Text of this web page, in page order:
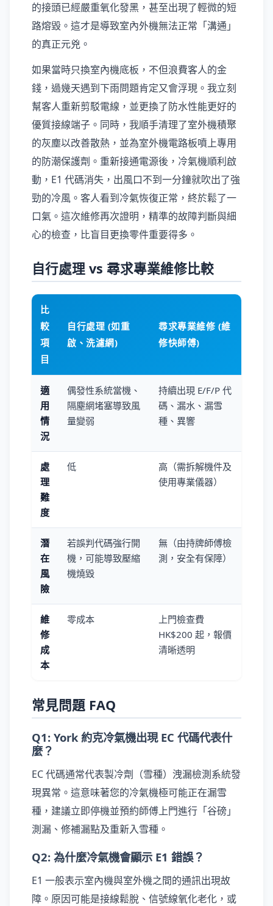
的接頭已經嚴重氧化發黑，甚至出現了輕微的短
路熔毀。這才是導致室內外機無法正常「溝通」
的真正元兇。
如果當時只換室內機底板，不但浪費客人的金
錢，過幾天遇到下雨問題肯定又會浮現。我立刻
幫客人重新剪駁電線，並更換了防水性能更好的
優質接線端子。同時，我順手清理了室外機積聚
的灰塵以改善散熱，並為室外機電路板噴上專用
的防潮保護劑。重新接通電源後，冷氣機順利啟
動，E1 代碼消失，出風口不到一分鐘就吹出了強
勁的冷風。客人看到冷氣恢復正常，終於鬆了一
口氣。這次維修再次證明，精準的故障判斷與細
心的檢查，比盲目更換零件重要得多。
自行處理 vs 尋求專業維修比較
比
較
項
目
自行處理 (如重
啟、洗濾網)
尋求專業維修 (維
修快師傅)
適
用
情
況
偶發性系統當機、
隔塵網堵塞導致風
量變弱
持續出現 E/F/P 代
碼、漏水、漏雪
種、異響
處
理
難
度
低
高（需拆解機件及
使用專業儀器）
潛
在
風
險
若誤判代碼強行開
機，可能導致壓縮
機燒毀
無（由持牌師傅檢
測，安全有保障）
維
修
成
本
零成本
上門檢查費
HK$200 起，報價
清晰透明
常見問題 FAQ
Q1: York 約克冷氣機出現 EC 代碼代表什
麼？
EC 代碼通常代表製冷劑（雪種）洩漏檢測系統發
現異常。這意味著您的冷氣機極可能正在漏雪
種，建議立即停機並預約師傅上門進行「谷磅」
測漏、修補漏點及重新入雪種。
Q2: 為什麼冷氣機會顯示 E1 錯誤？
E1 一般表示室內機與室外機之間的通訊出現故
障。原因可能是接線鬆脫、信號線氧化老化，或